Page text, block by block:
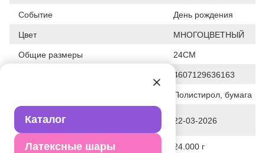
Каталог
Латексные шары
Событие День рождения
Цвет МНОГОЦВЕТНЫЙ
Общие размеры 24СМ
4607129636163
Полистирол, бумага
Дата последнего изменения
22-03-2026
Вес 24.000 г